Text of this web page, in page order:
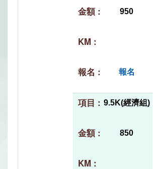
950
報名
9.5K(經濟組)
850